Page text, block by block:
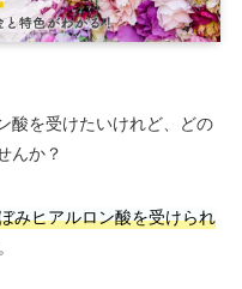
酸を受けたいけれど、どの
んか？
みヒアルロン酸を受けられ